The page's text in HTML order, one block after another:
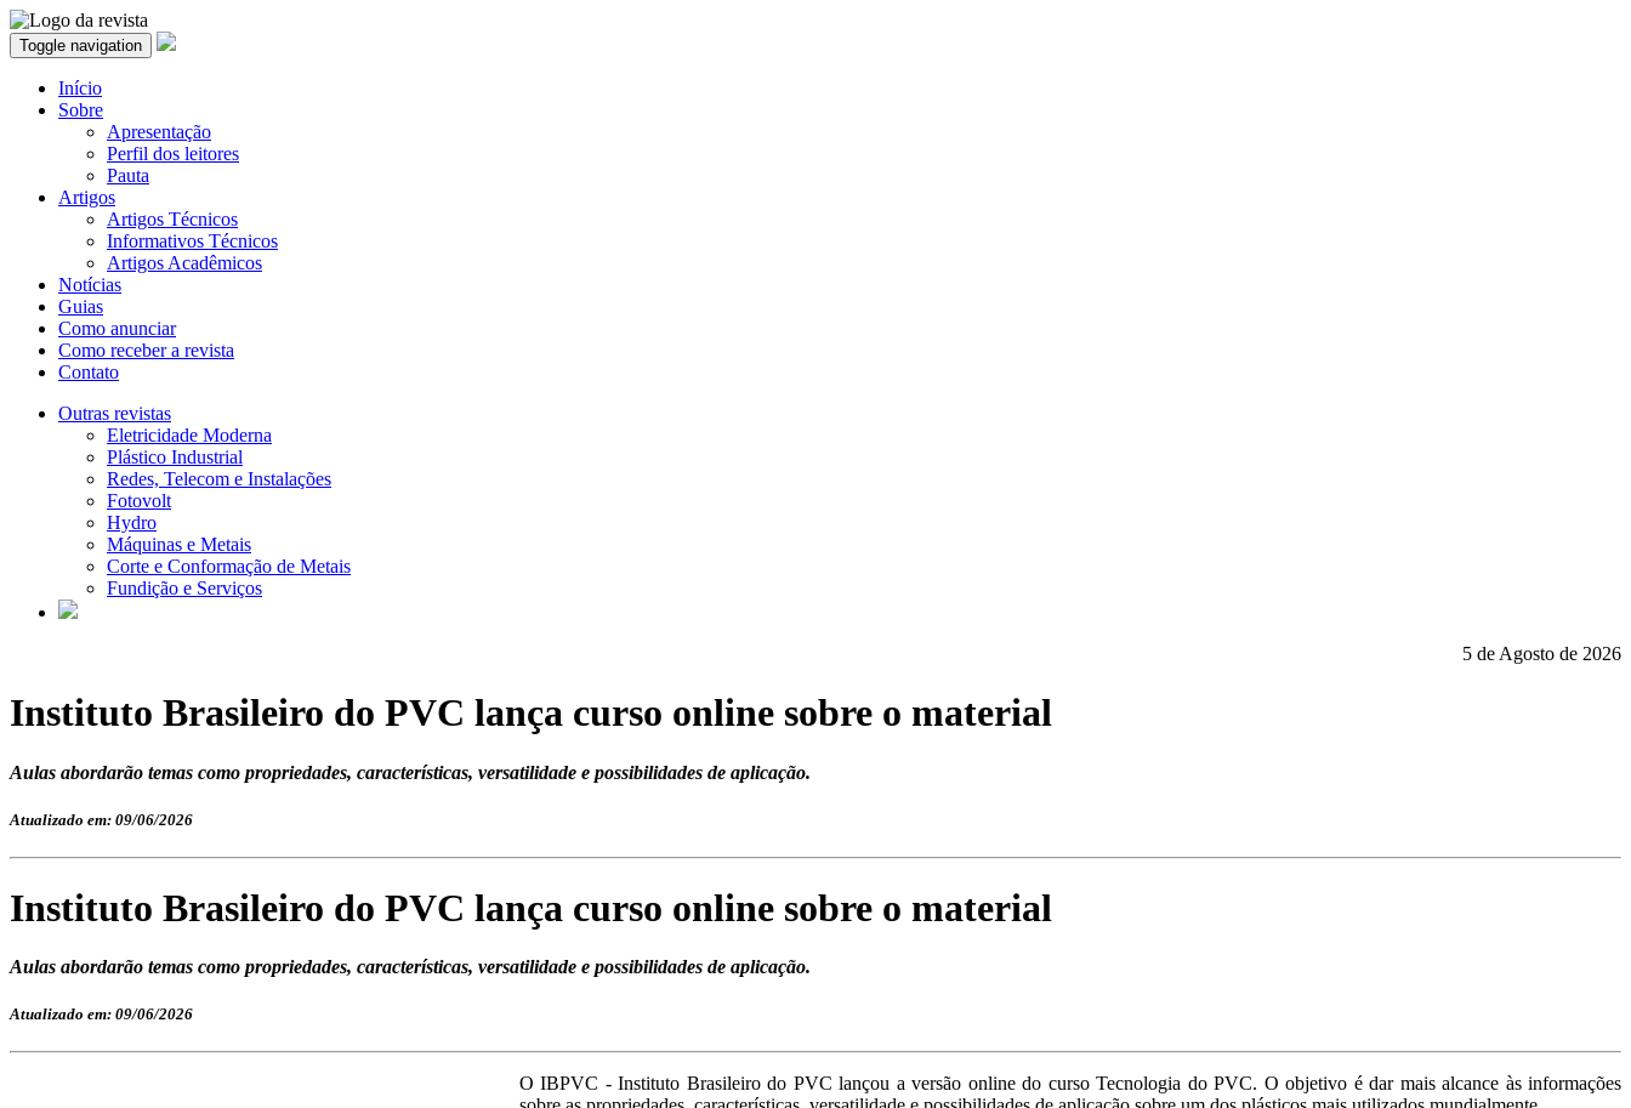
Toggle navigation
Início
Sobre
Apresentação
Perfil dos leitores
Pauta
Artigos
Artigos Técnicos
Informativos Técnicos
Artigos Acadêmicos
Notícias
Guias
Como anunciar
Como receber a revista
Contato
Outras revistas
Eletricidade Moderna
Plástico Industrial
Redes, Telecom e Instalações
Fotovolt
Hydro
Máquinas e Metais
Corte e Conformação de Metais
Fundição e Serviços
5 de Agosto de 2026
Instituto Brasileiro do PVC lança curso online sobre o material
Aulas abordarão temas como propriedades, características, versatilidade e possibilidades de aplicação.
Atualizado em: 09/06/2026
Instituto Brasileiro do PVC lança curso online sobre o material
Aulas abordarão temas como propriedades, características, versatilidade e possibilidades de aplicação.
Atualizado em: 09/06/2026
O IBPVC - Instituto Brasileiro do PVC lançou a versão online do curso Tecnologia do PVC. O objetivo é dar mais alcance às informações